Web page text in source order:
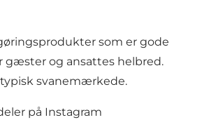
som er gode
gæster og ansattes helbred.
svanemærkede.
på Instagram